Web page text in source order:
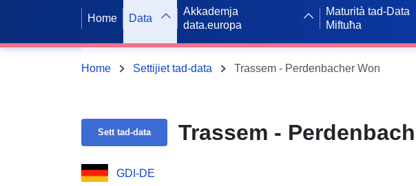
Home Data
Akkademja
data.europa
Maturità tad-Data
Miftuħa
Home Settijiet tad-data Trassem - Perdenbacher Won
Sett tad-data Trassem -
GDI-DE